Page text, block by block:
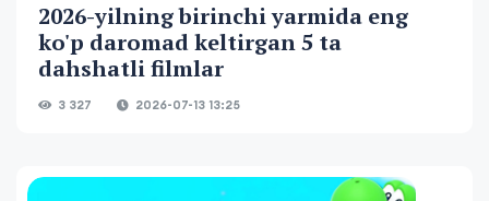
2026-yilning birinchi yarmida eng
ko'p daromad keltirgan 5 ta
dahshatli filmlar
3 327 2026-07-13 13:25